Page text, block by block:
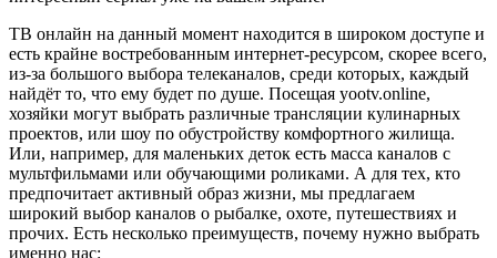
ТВ онлайн на данный момент находится в широком доступе и
есть крайне востребованным интернет-ресурсом, скорее всего,
из-за большого выбора телеканалов, среди которых, каждый
найдёт то, что ему будет по душе. Посещая yootv.online,
хозяйки могут выбрать различные трансляции кулинарных
проектов, или шоу по обустройству комфортного жилища.
Или, например, для маленьких деток есть масса каналов с
мультфильмами или обучающими роликами. А для тех, кто
предпочитает активный образ жизни, мы предлагаем
широкий выбор каналов о рыбалке, охоте, путешествиях и
прочих. Есть несколько преимуществ, почему нужно выбрать
именно нас: